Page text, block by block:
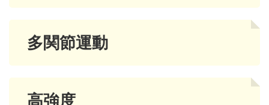
多関節運動
高強度